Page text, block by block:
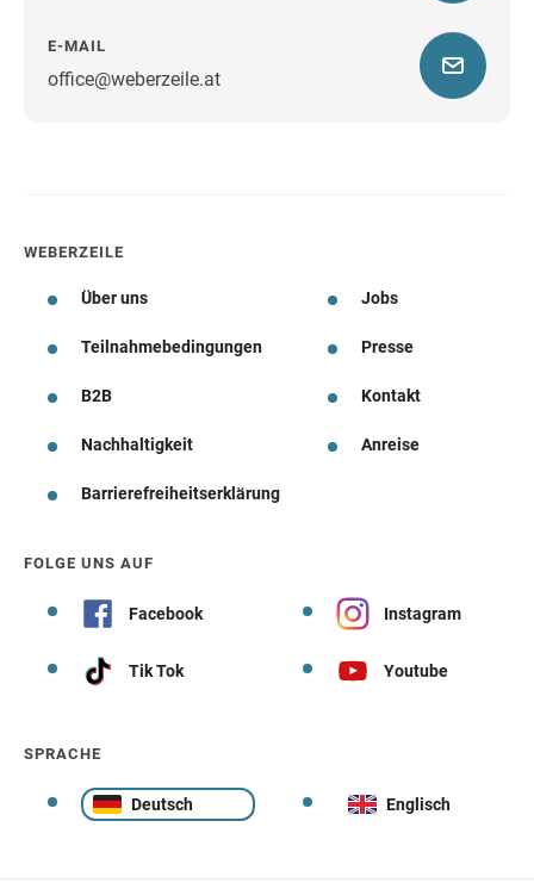
E-MAIL
office@weberzeile.atWegbeschreibung
WEBERZEILE
Über uns Jobs
Teilnahmebedingungen Presse
B2B Kontakt
Nachhaltigkeit Anreise
Barrierefreiheitserklärung
FOLGE UNS AUF
Facebook Instagram
Tik Tok Youtube
SPRACHE
Deutsch Englisch